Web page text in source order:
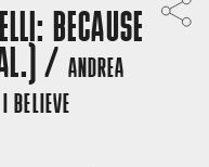
BECAUSE
/ ANDREA
BELIEVE